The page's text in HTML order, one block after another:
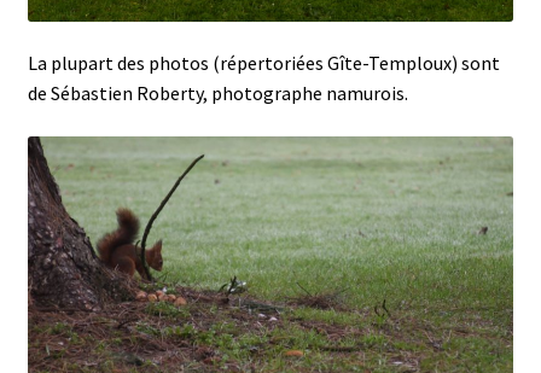
La plupart des photos (répertoriées Gîte-Temploux) sont
de Sébastien Roberty, photographe namurois.